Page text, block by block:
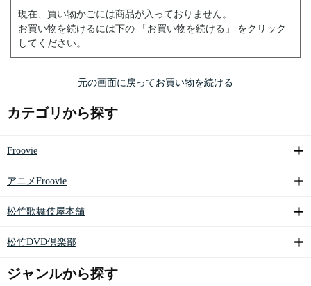
現在、買い物かごには商品が入っておりません。
お買い物を続けるには下の 「お買い物を続ける」 をクリック
してください。
元の画面に戻ってお買い物を続ける
カテゴリから探す
Froovie
アニメFroovie
松竹歌舞伎屋本舗
松竹DVD倶楽部
ジャンルから探す